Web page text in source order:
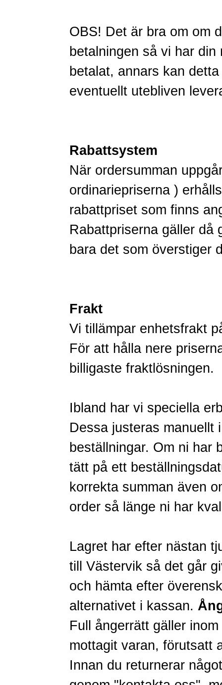
OBS! Det är bra om om
betalningen så vi har
betalat, annars kan
eventuellt utebliven
Rabattsystem
När ordersumman
ordinariepriserna )
rabattpriset som finns
Rabattpriserna gäller då
bara det som överstiger
Frakt
Vi tillämpar enhetsfrakt
För att hålla nere
billigaste fraktlösningen.
Ibland har vi speciella
Dessa justeras manuellt
beställningar. Om ni har
tätt på ett
korrekta summan även
order så länge ni har
Lagret har efter nästan
till Västervik så det går
och hämta efter
alternativet i kassan.
Full ångerrätt gäller
mottagit varan, förutsatt
Innan du returnerar